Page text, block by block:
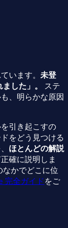
います。 未登
した」。
ステ
、明らかな原因
引き起こすの
をどう見つける
ほとんどの解説
正確に説明しま
なかでどこに位
完全ガイドをご